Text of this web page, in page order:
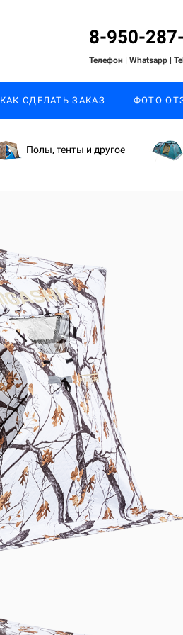
8-950-
Телефон | Whatsapp |
КАК СДЕЛАТЬ ЗАКАЗ ФОТО
Полы, тенты и другое